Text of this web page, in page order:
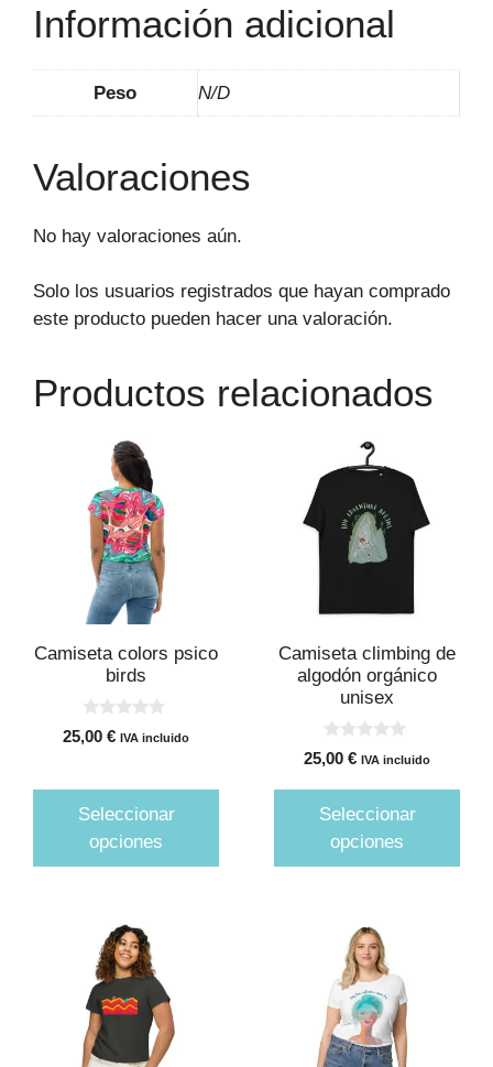
Información adicional
Peso N/D
Valoraciones
No hay valoraciones aún.
Solo los usuarios registrados que hayan comprado
este producto pueden hacer una valoración.
Productos relacionados
Camiseta colors psico
birds
0
d
25,00 € IVA incluido
Seleccionar
opciones
múltiples
variantes.
opciones
se
producto
Camiseta climbing de
algodón orgánico
unisex
0
d
25,00 € IVA incluido
Seleccionar
opciones
producto
tiene
múltiples
variantes.
opciones
se
pueden
producto
producto
múltiples
variantes.
múltiples
variantes.